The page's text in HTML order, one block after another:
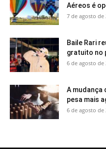
Aéreos é
7 de agosto de
Baile Rari
gratuito no
6 de agosto de
A mudança
pesa mais
6 de agosto de